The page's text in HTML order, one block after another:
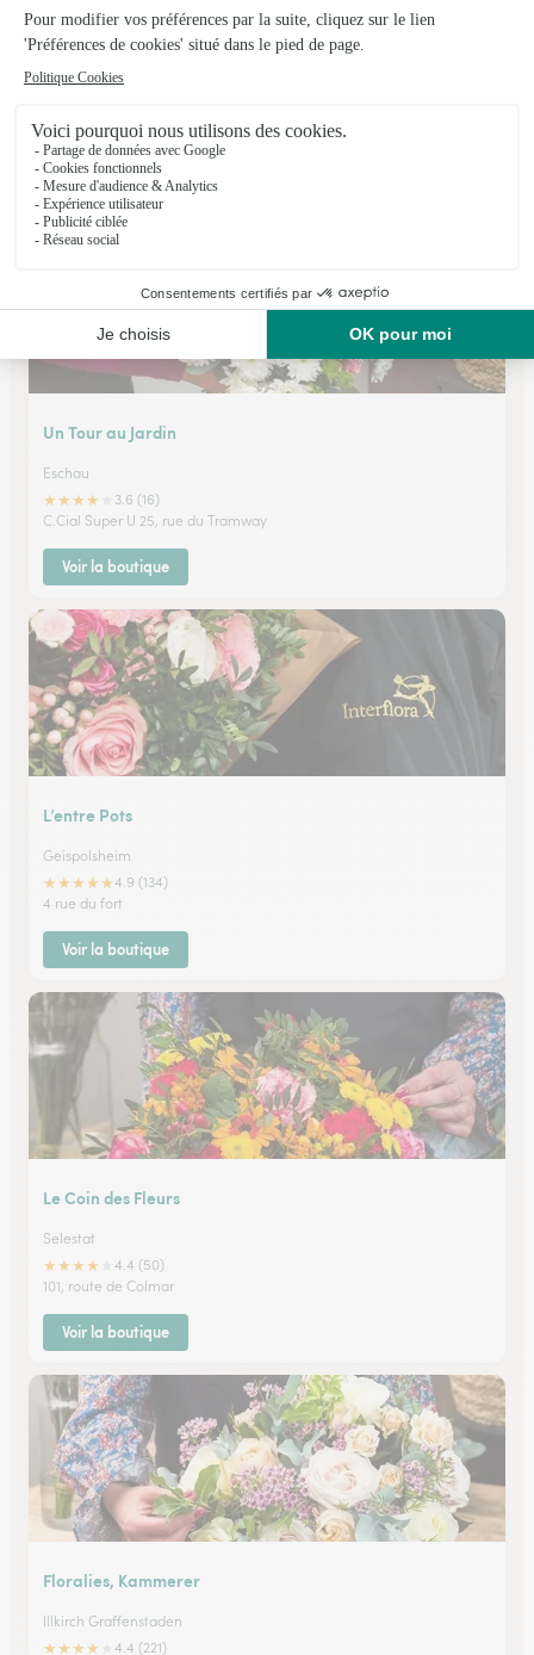
Fleurs Alexandra
Chatenois
46, rue Marechal Foch
Voir la boutique
Un Tour au Jardin
Eschau
★★★★
3.6 (16)
C.Cial Super U 25, rue du Tramway
Voir la boutique
L’entre Pots
Geispolsheim
★★★★★4.9 (134)
4 rue du fort
Voir la boutique
Le Coin des Fleurs
Selestat
★★★★
4.4 (50)
101, route de Colmar
Voir la boutique
Floralies, Kammerer
Illkirch Graffenstaden
★★★★
4.4 (221)